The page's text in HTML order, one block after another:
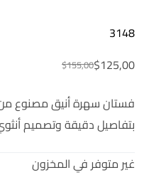
3148
$155,00$125,00
فستان سهرة أنيق مصنوع من
بتفاصيل دقيقة وتصميم
غير متوفر في المخزون